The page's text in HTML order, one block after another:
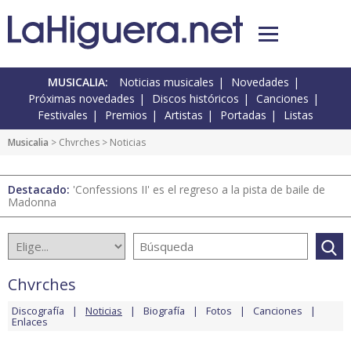
MUSICALIA: Noticias musicales
Novedades
Próximas novedades
Discos históricos
Canciones
Festivales
Premios Artistas Portadas Listas
Musicalia > Chvrches > Noticias
Destacado: 'Confessions II' es el regreso a la pista de baile de
Madonna
Chvrches
Discografía Noticias Biografía Fotos Canciones
Enlaces